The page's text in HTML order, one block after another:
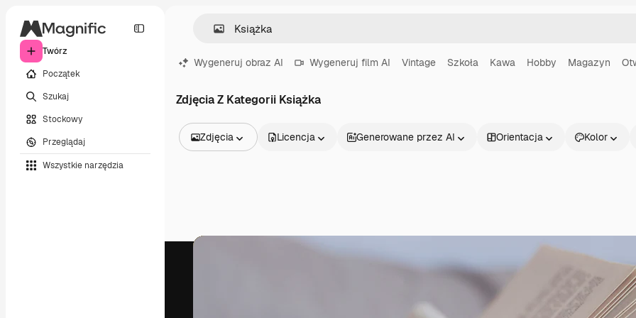
Twórz
Początek
Szukaj
Stockowy
Przeglądaj
Wszystkie narzędzia
Wygeneruj obraz AI Wygeneruj film AI Vintage Szkoła Kawa Hobby Magazyn
Zdjęcia Z Kategorii Książka
Zdjęcia
Filmy
Licencja Generowane przez AI Orientacja Kolor
Produkty Zacznij